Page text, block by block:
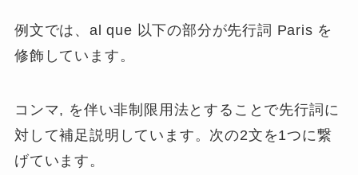
例文では、al que 以下の部分が先行詞 Paris を
修飾しています。
コンマ, を伴い非制限用法とすることで先行詞に
対して補足説明しています。次の2文を1つに繋
げています。